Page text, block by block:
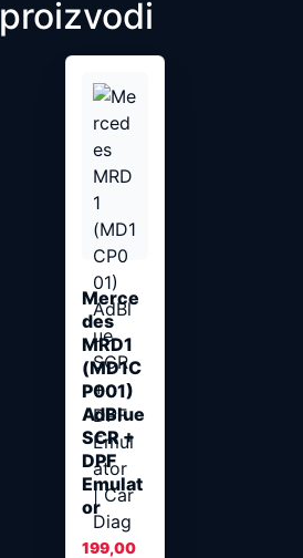
Merce
des
MRD1
(MD1C
P001)
AdBlue
SCR +
DPF
Emulat
or
199,00